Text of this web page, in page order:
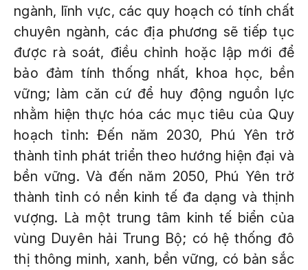
ngành, lĩnh vực, các quy hoạch có tính chất
chuyên ngành, các địa phương sẽ tiếp tục
được rà soát, điều chỉnh hoặc lập mới để
bảo đảm tính thống nhất, khoa học, bền
vững; làm căn cứ để huy động nguồn lực
nhằm hiện thực hóa các mục tiêu của Quy
hoạch tỉnh: Đến năm 2030, Phú Yên trở
thành tỉnh phát triển theo hướng hiện đại và
bền vững. Và đến năm 2050, Phú Yên trở
thành tỉnh có nền kinh tế đa dạng và thịnh
vượng. Là một trung tâm kinh tế biển của
vùng Duyên hải Trung Bộ; có hệ thống đô
thị thông minh, xanh, bền vững, có bản sắc